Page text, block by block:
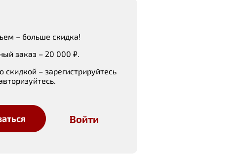
– больше скидка!
заказ – 20 000 ₽.
скидкой – зарегистрируйтесь
Войти